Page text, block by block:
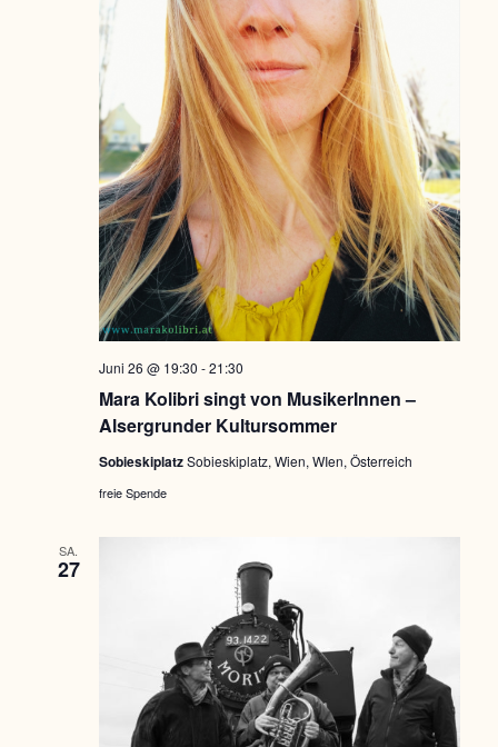
Mara Kolibri singt von MusikerInnen –
Alsergrunder Kultursommer
Juni 26 @ 19:30 -21:30
SobieskiplatzSobieskiplatz, Wien, WIen, Österreich
freie Spende
SA.
27